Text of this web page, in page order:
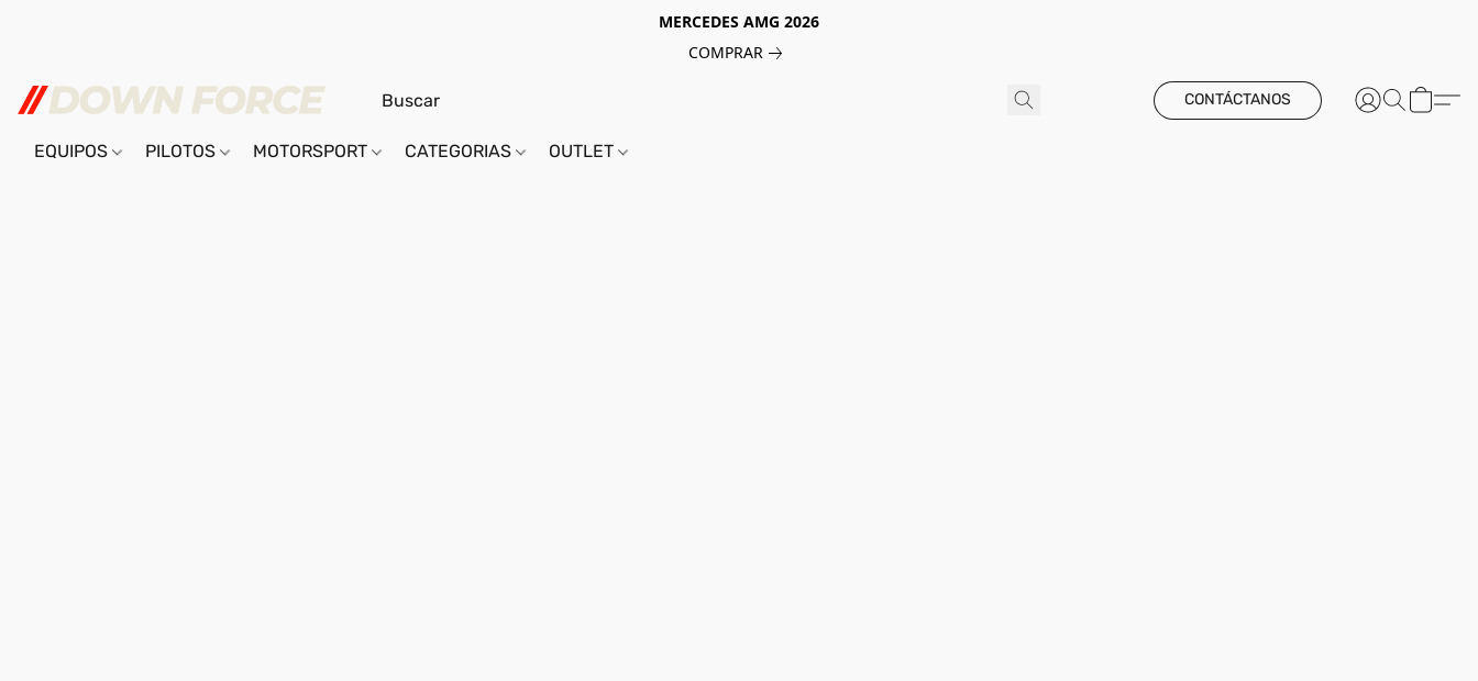
MERCEDES AMG 2026
COMPRAR
CONTÁCTANOS
EQUIPOS PILOTOS MOTORSPORT CATEGORIAS OUTLET